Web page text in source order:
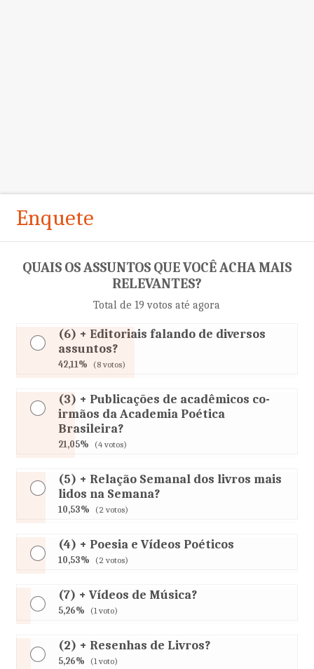
Enquete
QUAIS OS ASSUNTOS QUE VOCÊ ACHA MAIS
RELEVANTES?
Total de 19 votos até agora
(6) + Editoriais falando de diversos
assuntos?
42,11% (8 votos)
(3) + Publicações de acadêmicos co-
irmãos da Academia Poética
Brasileira?
21,05% (4 votos)
(5) + Relação Semanal dos livros mais
lidos na Semana?
10,53% (2 votos)
(4) + Poesia e Vídeos Poéticos
10,53% (2 votos)
(7) + Vídeos de Música?
5,26% (1 voto)
(2) + Resenhas de Livros?
5,26% (1 voto)